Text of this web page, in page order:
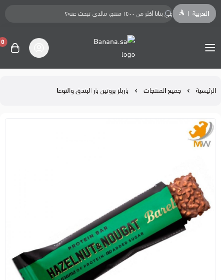
العربية
Banana.sa
0
الرئيسية جميع المنتجات باربلز بروتين بار البندق والنوغا